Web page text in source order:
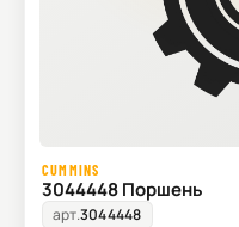
CUMMINS
3044448 Поршень
арт.3044448